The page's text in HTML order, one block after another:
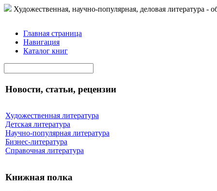
Художественная, научно-популярная, деловая литература -
Главная страница
Навигация
Каталог книг
Новости, статьи, рецензии
Художественная литература
Детская литература
Научно-популярная литература
Бизнес-литература
Справочная литература
Книжная полка